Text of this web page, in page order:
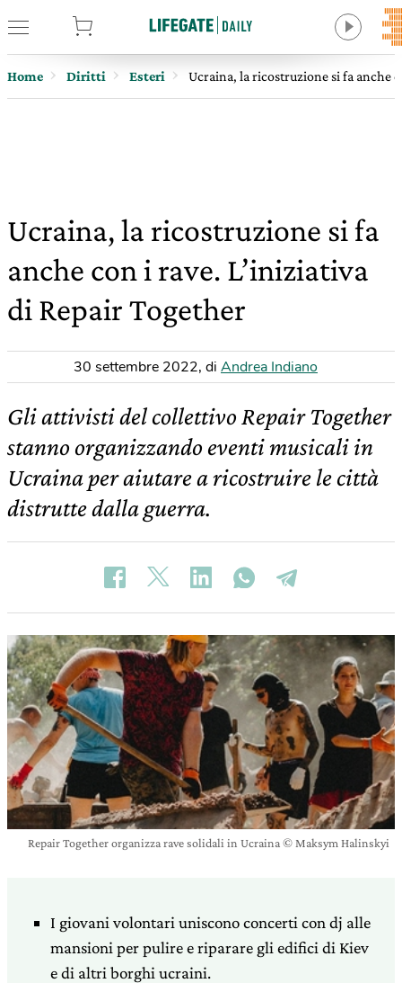
Home Diritti Esteri Ucraina, la ricostruzione si fa anche
Ucraina, la ricostruzione si fa
anche con i rave. L’iniziativa
di Repair Together
30 settembre 2022, di Andrea Indiano
Gli attivisti del collettivo Repair Together
stanno organizzando eventi musicali in
Ucraina per aiutare a ricostruire le città
distrutte dalla guerra.
Repair Together organizza rave solidali in Ucraina © Maksym Halinskyi
I giovani volontari uniscono concerti con dj alle
mansioni per pulire e riparare gli edifici di Kiev
e di altri borghi ucraini.